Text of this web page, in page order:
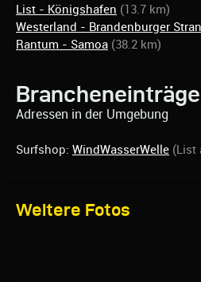
List - Königshafen (13.7 km)
Westerland - Brandenburger
Rantum - Samoa (38.2 km)
Brancheneinträge
Adressen in der Umgebung
Surfshop: WindWasserWelle (List
Weitere Fotos